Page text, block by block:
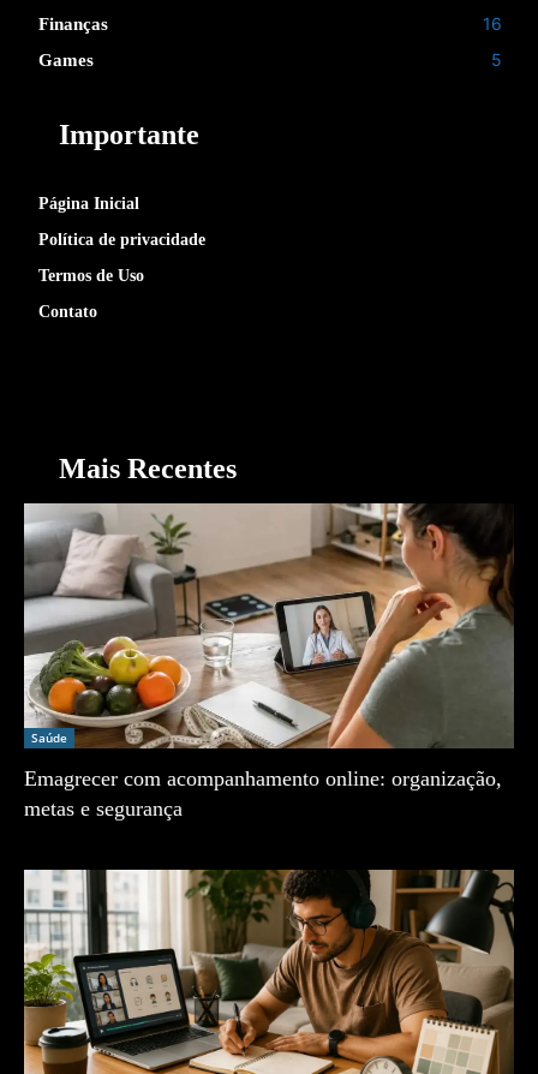
Finanças 16
Games 5
Importante
Página Inicial
Política de privacidade
Termos de Uso
Contato
Mais Recentes
Saúde
Emagrecer com acompanhamento online: organização,
metas e segurança